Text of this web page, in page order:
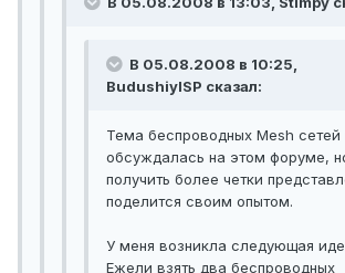
В 05.08.2008 в 10:25,
BudushiyISP сказал:
Тема беспроводных Mesh сетей
обсуждалась на этом форуме,
получить более четки
поделится своим опытом.
У меня возникла следующая
Ежели взять два беспроводных